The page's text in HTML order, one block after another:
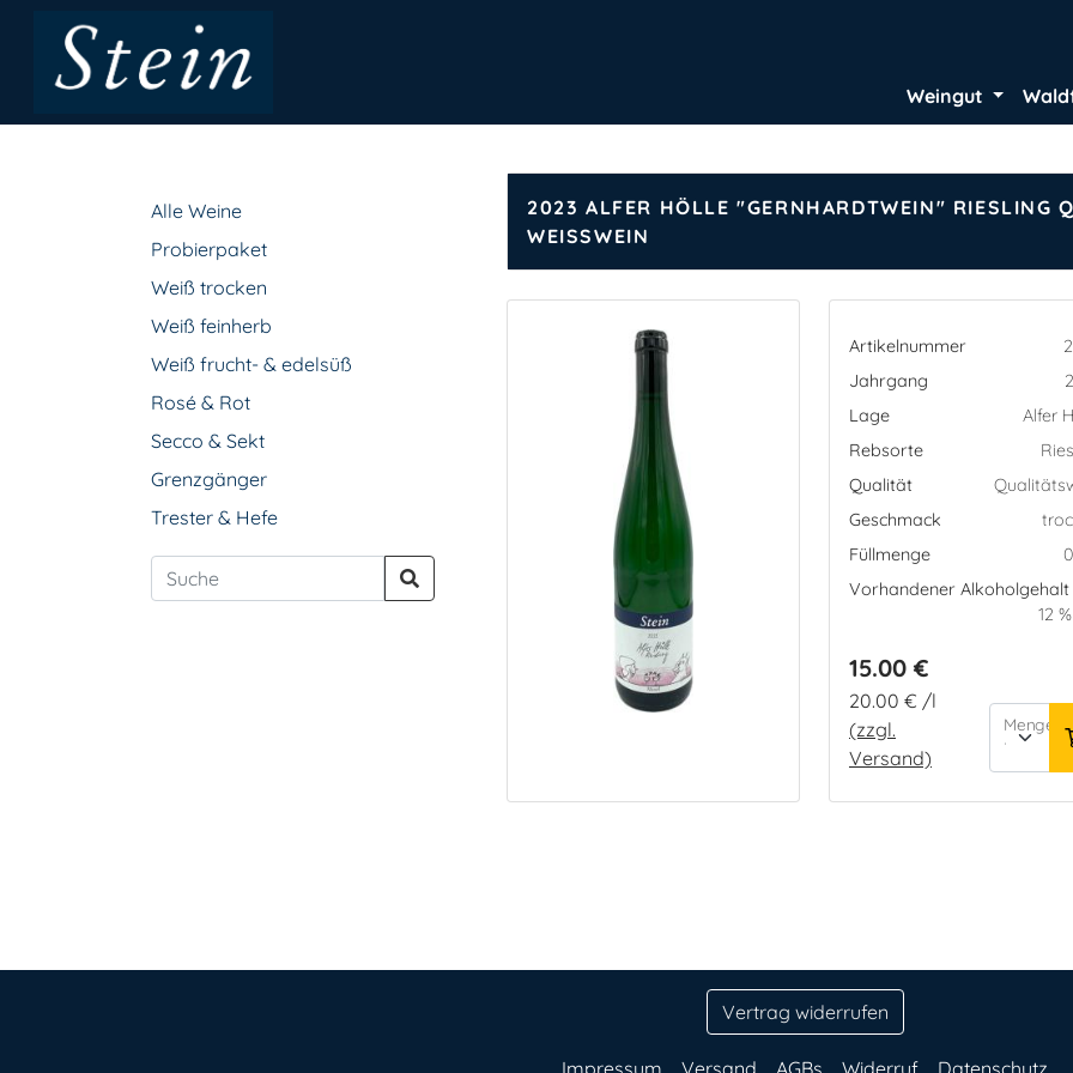
Weingut
Alle Weine
Probierpaket
Weiß trocken
Weiß feinherb
Weiß frucht- & edelsüß
Rosé & Rot
Secco & Sekt
Grenzgänger
Trester & Hefe
2023 ALFER HÖLLE "GERNHARDTWEIN" RIESLING
WEISSWEIN
Artikelnummer
Jahrgang
Lage
Alfer
Rebsorte
Qualität
Geschmack
Füllmenge
Vorhandener Alkoholgehalt
12
15.00 €
20.00 € /l
(zzgl.
Versand)
Menge:
Vertrag widerrufen
Impressum Versand AGBs Widerruf Datenschutz